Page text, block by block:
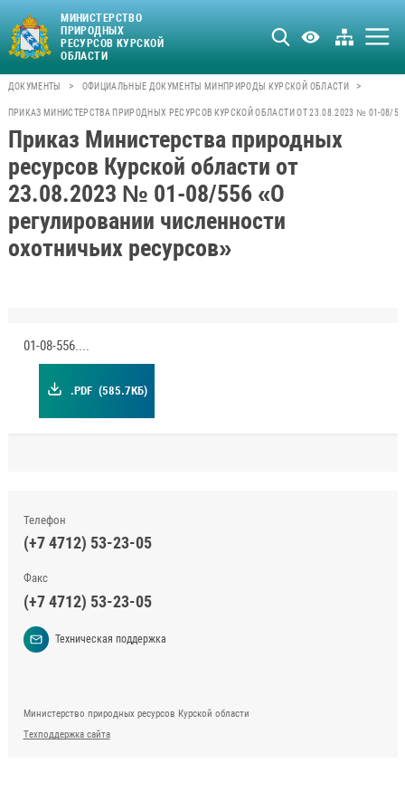
МИНИСТЕРСТВО
ПРИРОДНЫХ
РЕСУРСОВ КУРСКОЙ
ОБЛАСТИ
ДОКУМЕНТЫ > ОФИЦИАЛЬНЫЕ ДОКУМЕНТЫ МИНПРИРОДЫ КУРСКОЙ ОБЛАСТИ >
ПРИКАЗ МИНИСТЕРСТВА ПРИРОДНЫХ РЕСУРСОВ КУРСКОЙ ОБЛАСТИ ОТ 23.08.2023 № 01-08/
Приказ Министерства природных
ресурсов Курской области от
23.08.2023 № 01-08/556 «О
регулировании численности
охотничьих ресурсов»
01-08-556.pdf
.PDF (585.7КБ)
Телефон
(+7 4712) 53-23-05
Факс
(+7 4712) 53-23-05
Техническая поддержка
Министерство природных ресурсов Курской области
Техподдержка сайта